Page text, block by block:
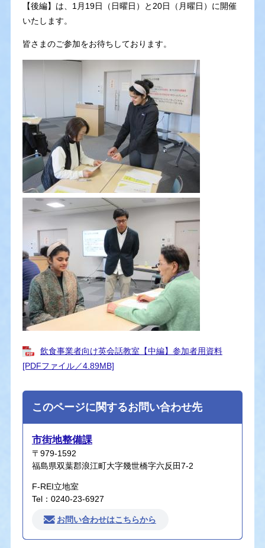
【後編】は、1月19日（日曜日）と20日（月曜日）に開催
いたします。
皆さまのご参加をお待ちしております。
飲食事業者向け英会話教室【中編】参加者用資料
[PDFファイル／4.89MB]
このページに関するお問い合わせ先
市街地整備課
〒979-1592
福島県双葉郡浪江町大字幾世橋字六反田7-2
F-REI立地室
Tel：0240-23-6927
お問い合わせはこちらから